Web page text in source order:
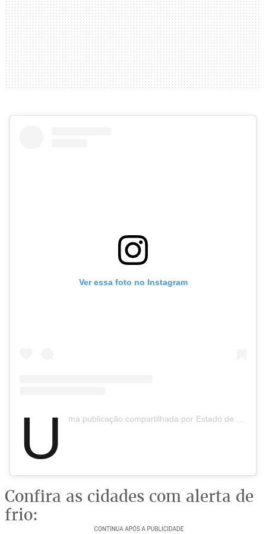
Ver essa foto no Instagram
U ma publicação compartilhada por Estado de Minas (@estadodeminas)
Confira as cidades com alerta de
frio: